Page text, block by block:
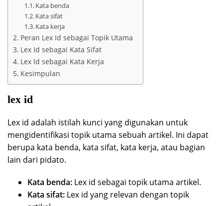
Kata benda
Kata sifat
Kata kerja
Peran Lex Id sebagai Topik Utama
Lex Id sebagai Kata Sifat
Lex Id sebagai Kata Kerja
Kesimpulan
lex id
Lex id adalah istilah kunci yang digunakan untuk
mengidentifikasi topik utama sebuah artikel. Ini dapat
berupa kata benda, kata sifat, kata kerja, atau bagian
lain dari pidato.
Kata benda: Lex id sebagai topik utama artikel.
Kata sifat: Lex id yang relevan dengan topik